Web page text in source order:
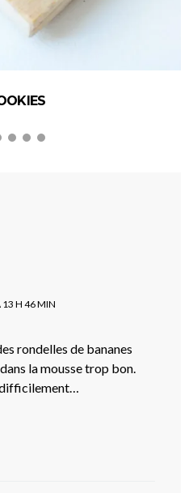
13 H 46 MIN
rondelles de bananes
la mousse trop bon.